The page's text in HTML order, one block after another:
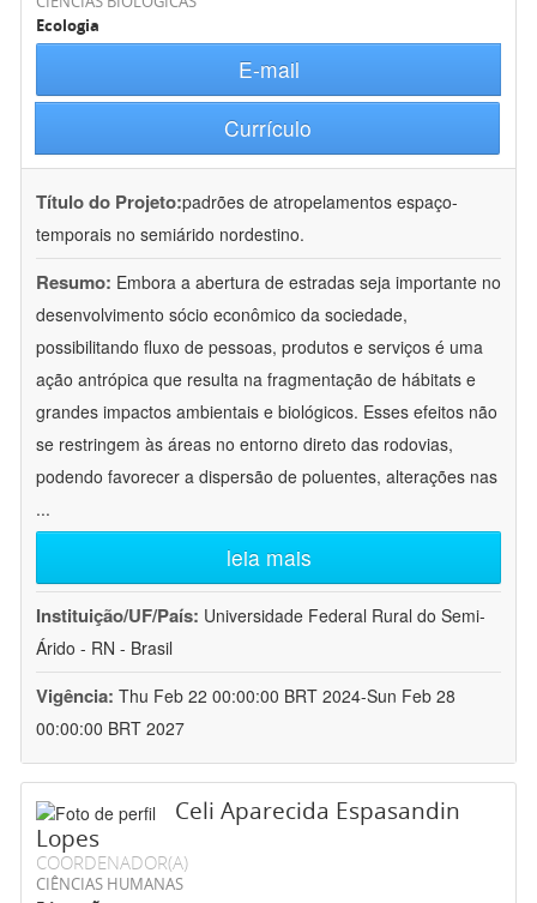
Ecologia
E-mail
Currículo
Título do Projeto:padrões de atropelamentos espaço-
temporais no semiárido nordestino.
Resumo: Embora a abertura de estradas seja importante no
desenvolvimento sócio econômico da sociedade,
possibilitando fluxo de pessoas, produtos e serviços é uma
ação antrópica que resulta na fragmentação de hábitats e
grandes impactos ambientais e biológicos. Esses efeitos não
se restringem às áreas no entorno direto das rodovias,
podendo favorecer a dispersão de poluentes, alterações nas
...
leia mais
Instituição/UF/País: Universidade Federal Rural do Semi-
Árido - RN - Brasil
Vigência: Thu Feb 22 00:00:00 BRT 2024-Sun Feb 28
00:00:00 BRT 2027
Celi Aparecida Espasandin
Lopes
COORDENADOR(A)
CIÊNCIAS HUMANAS